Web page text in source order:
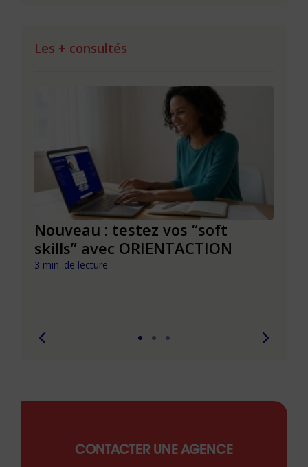
Les + consultés
Nouveau : testez vos “soft
skills” avec ORIENTACTION
3 min. de lecture
CONTACTER UNE AGENCE